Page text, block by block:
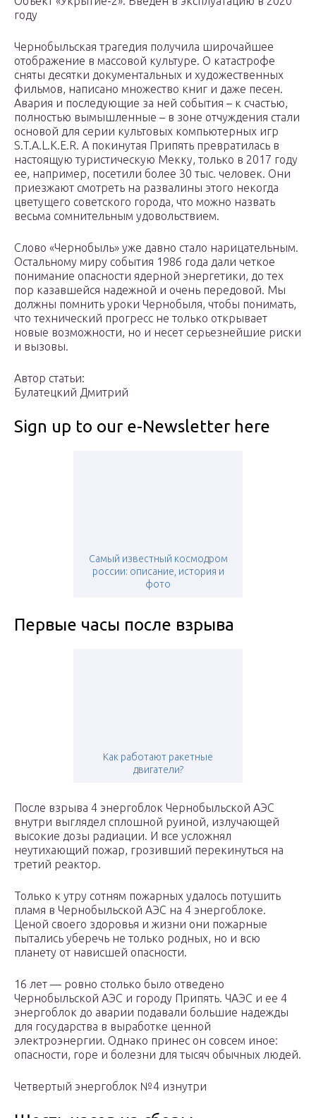
году
Чернобыльская трагедия получила широчайшее
отображение в массовой культуре. О катастрофе
сняты десятки документальных и художественных
фильмов, написано множество книг и даже песен.
Авария и последующие за ней события – к счастью,
полностью вымышленные – в зоне отчуждения стали
основой для серии культовых компьютерных игр
S.T.A.L.K.E.R. А покинутая Припять превратилась в
настоящую туристическую Мекку, только в 2017 году
ее, например, посетили более 30 тыс. человек. Они
приезжают смотреть на развалины этого некогда
цветущего советского города, что можно назвать
весьма сомнительным удовольствием.
Слово «Чернобыль» уже давно стало нарицательным.
Остальному миру события 1986 года дали четкое
понимание опасности ядерной энергетики, до тех
пор казавшейся надежной и очень передовой. Мы
должны помнить уроки Чернобыля, чтобы понимать,
что технический прогресс не только открывает
новые возможности, но и несет серьезнейшие риски
и вызовы.
Автор статьи:
Булатецкий Дмитрий
Sign up to our e-Newsletter here
Самый известный космодром
россии: описание, история и
фото
Первые часы после взрыва
Как работают ракетные
двигатели?
После взрыва 4 энергоблок Чернобыльской АЭС
внутри выглядел сплошной руиной, излучающей
высокие дозы радиации. И все усложнял
неутихающий пожар, грозивший перекинуться на
третий реактор.
Только к утру сотням пожарных удалось потушить
пламя в Чернобыльской АЭС на 4 энергоблоке.
Ценой своего здоровья и жизни они пожарные
пытались уберечь не только родных, но и всю
планету от нависшей опасности.
16 лет — ровно столько было отведено
Чернобыльской АЭС и городу Припять. ЧАЭС и ее 4
энергоблок до аварии подавали большие надежды
для государства в выработке ценной
электроэнергии. Однако принес он совсем иное:
опасности, горе и болезни для тысяч обычных людей.
Четвертый энергоблок №4 изнутри